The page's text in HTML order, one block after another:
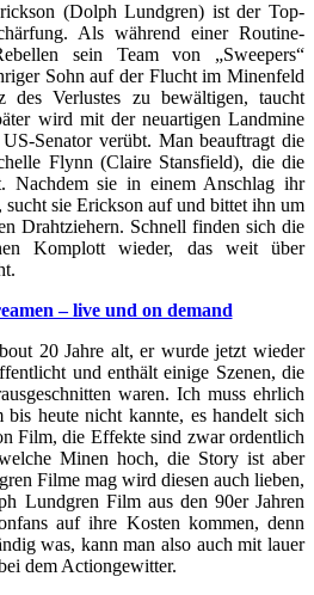
(Dolph Lundgren) ist der Top-
Als während einer Routine-
sein Team von „Sweepers“
Sohn auf der Flucht im Minenfeld
des Verlustes zu bewältigen, taucht
wird mit der neuartigen Landmine
Senator verübt. Man beauftragt die
Flynn (Claire Stansfield), die die
Nachdem sie in einem Anschlag ihr
sucht sie Erickson auf und bittet ihn um
Drahtziehern. Schnell finden sich die
Komplott wieder, das weit über
– live und on demand
20 Jahre alt, er wurde jetzt wieder
und enthält einige Szenen, die
waren. Ich muss ehrlich
bis heute nicht kannte, es handelt sich
Film, die Effekte sind zwar ordentlich
Minen hoch, die Story ist aber
Filme mag wird diesen auch lieben,
Lundgren Film aus den 90er Jahren
auf ihre Kosten kommen, denn
was, kann man also auch mit lauer
dem Actiongewitter.